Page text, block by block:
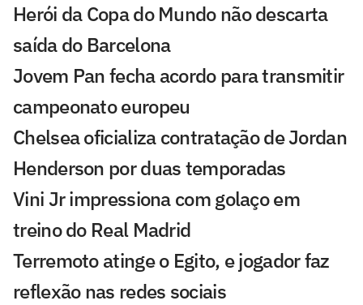
Herói da Copa do Mundo não descarta
saída do Barcelona
Jovem Pan fecha acordo para transmitir
campeonato europeu
Chelsea oficializa contratação de Jordan
Henderson por duas temporadas
Vini Jr impressiona com golaço em
treino do Real Madrid
Terremoto atinge o Egito, e jogador faz
reflexão nas redes sociais